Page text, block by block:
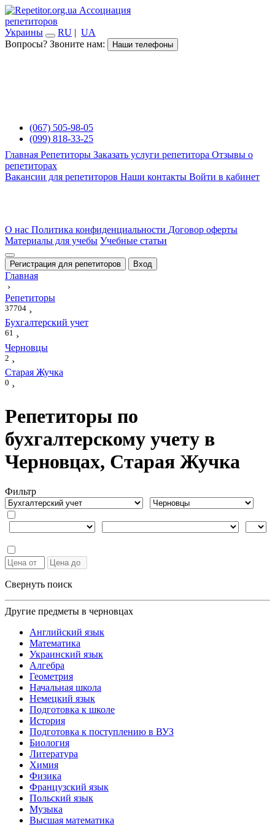
Ассоциация
репетиторов
Украины
RU | UA
Вопросы? Звоните нам:
Наши телефоны
(067) 505-98-05
(099) 818-33-25
Главная Репетиторы Заказать услуги репетитора Отзывы о
репетиторах
Вакансии для репетиторов Наши контакты Войти в кабинет
О нас Политика конфиденциальности Договор оферты
Материалы для учебы Учебные статьи
Регистрация для репетиторов Вход
Главная
›
Репетиторы
37704 ›
Бухгалтерский учет
61 ›
Черновцы
2 ›
Старая Жучка
0 ›
Репетиторы по
бухгалтерскому учету в
Черновцах, Старая Жучка
Фильтр
Свернуть поиск
Другие предметы в черновцах
Английский язык
Математика
Украинский язык
Алгебра
Геометрия
Начальная школа
Немецкий язык
Подготовка к школе
История
Подготовка к поступлению в ВУЗ
Биология
Литература
Химия
Физика
Французский язык
Польский язык
Музыка
Высшая математика